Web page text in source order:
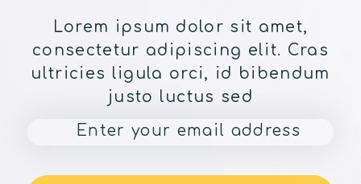
Lorem ipsum dolor sit amet,
consectetur adipiscing elit. Cras
ultricies ligula orci, id bibendum
justo luctus sed